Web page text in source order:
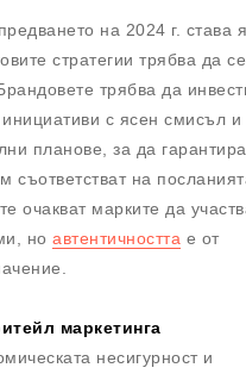
на 2024 г. става
стратегии трябва да се
трябва да
с ясен смисъл и
планове, за да
съответстват на
очакват марките да
но автентичността е от
маркетинга
несигурност и